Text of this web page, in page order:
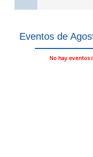
Eventos de
No hay eventos